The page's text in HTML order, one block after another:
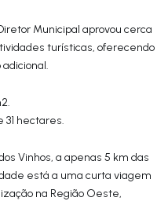
Municipal aprovou cerca
turísticas, oferecendo
hectares.
Vinhos, a apenas 5 km das
está a uma curta viagem
na Região Oeste,